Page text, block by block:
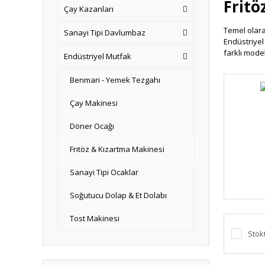
Çay Kazanları
Sanayi Tipi Davlumbaz
Endüstriyel Mutfak
Benmari - Yemek Tezgahı
Çay Makinesi
Döner Ocağı
Fritöz & Kızartma Makinesi
Sanayi Tipi Ocaklar
Soğutucu Dolap & Et Dolabı
Tost Makinesi
Temel
farklı
çift
Güçlü
gücüne
Markalı